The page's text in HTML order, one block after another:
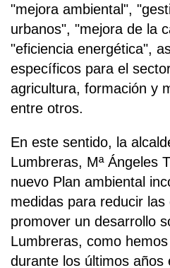
"mejora ambiental",
urbanos", "mejora de la
"eficiencia energética",
específicos para el
agricultura, formación y
entre otros.
En este sentido, la
Lumbreras, Mª Ángeles
nuevo Plan ambiental
medidas para reducir las
promover un desarrollo
Lumbreras, como
durante los últimos años